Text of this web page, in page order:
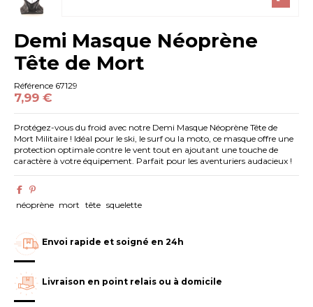
Demi Masque Néoprène
Tête de Mort
Référence 67129
7,99 €
Protégez-vous du froid avec notre Demi Masque Néoprène Tête de
Mort Militaire ! Idéal pour le ski, le surf ou la moto, ce masque offre une
protection optimale contre le vent tout en ajoutant une touche de
caractère à votre équipement. Parfait pour les aventuriers audacieux !
néoprène mort tête squelette
Envoi rapide et soigné en 24h
Livraison en point relais ou à domicile